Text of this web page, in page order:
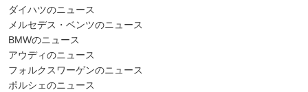
ダイハツのニュース
メルセデス・ベンツのニュース
BMWのニュース
アウディのニュース
フォルクスワーゲンのニュース
ポルシェのニュース